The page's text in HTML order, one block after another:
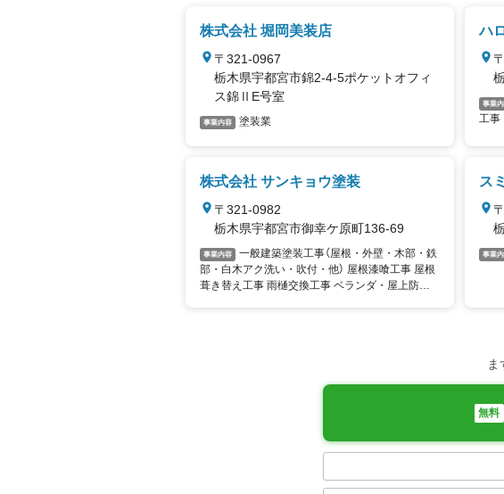
株式会社 堀岡美装店
〒321-0967
栃木県宇都宮市錦2-4-5ポケットオフィ
ス錦ⅡE号室
事業内容 塗装業
ハ
事業
工事
株式会社 サンキョウ塗装
〒321-0982
栃木県宇都宮市御幸ケ原町136-69
事業内容
一般建築塗装工事（屋根・外壁・木部・鉄
部・白木アク洗い・吹付・他） 屋根漆喰工事 屋根
葺き替え工事 雨樋交換工事 ベランダ・屋上防水
ス
事業
無料